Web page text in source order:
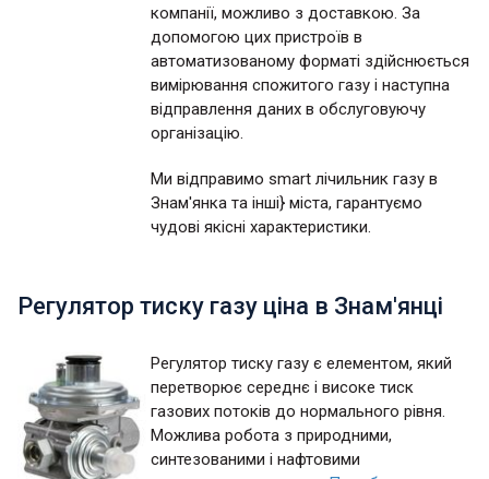
компанії, можливо з доставкою. За
допомогою цих пристроїв в
автоматизованому форматі здійснюється
вимірювання спожитого газу і наступна
відправлення даних в обслуговуючу
організацію.
Ми відправимо smart лічильник газу в
Знам'янка та інші} міста, гарантуємо
чудові якісні характеристики.
Регулятор тиску газу ціна в Знам'янці
Регулятор тиску газу є елементом, який
перетворює середнє і високе тиск
газових потоків до нормального рівня.
Можлива робота з природними,
синтезованими і нафтовими